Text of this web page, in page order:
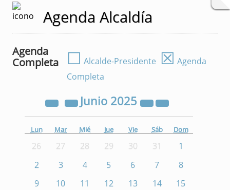
Agenda Alcaldía
Agenda
Completa
☐ Alcalde-Presidente ☒ Agenda
Completa
Junio 2025
Lun Mar Mié Jue Vie Sáb Dom
26 27 28 29 30 31
1
2
3 4 5 6 7
8
9
10 11 12 13 14
15